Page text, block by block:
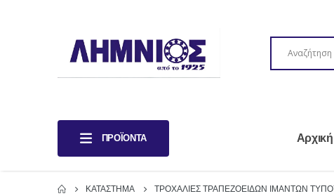
ΠΡΟΪΌΝΤΑ Αρχική
ΚΑΤΆΣΤΗΜΑ ΤΡΟΧΑΛΙΕΣ ΤΡΑΠΕΖΟΕΙΔΩΝ ΙΜΑΝΤΩΝ